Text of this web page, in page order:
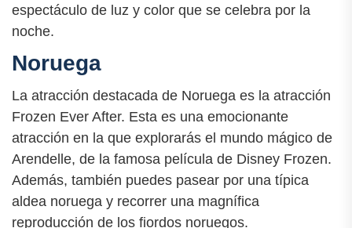
espectáculo de luz y color que se celebra por la
noche.
Noruega
La atracción destacada de Noruega es la atracción
Frozen Ever After. Esta es una emocionante
atracción en la que explorarás el mundo mágico de
Arendelle, de la famosa película de Disney Frozen.
Además, también puedes pasear por una típica
aldea noruega y recorrer una magnífica
reproducción de los fiordos noruegos.